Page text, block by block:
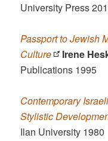
University Press
Passport to Jewish
Culture
Irene
Publications 1995
Contemporary
Stylistic
Ilan University 1980